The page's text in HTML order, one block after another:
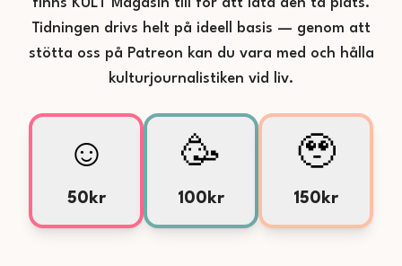
finns KULT Magasin till för att låta den ta plats.
Tidningen drivs helt på ideell basis — genom att
stötta oss på Patreon kan du vara med och hålla
kulturjournalistiken vid liv.
☺️
50kr
🥳
100kr
🥹
150kr